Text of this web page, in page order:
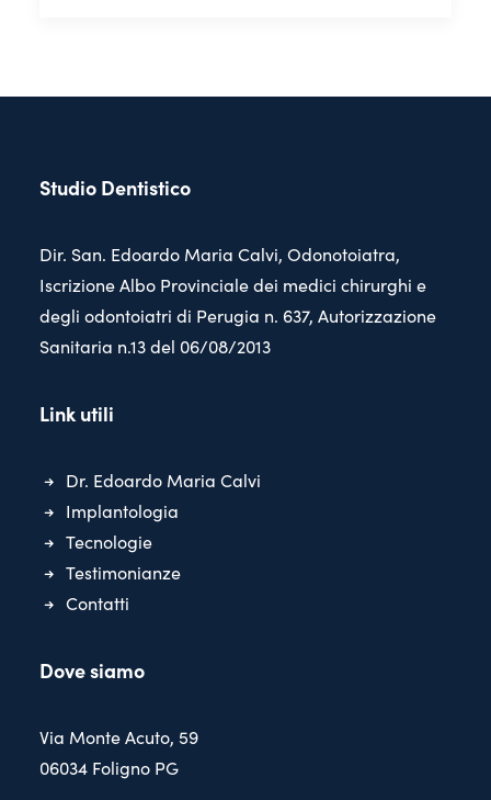
Studio Dentistico
Dir. San. Edoardo Maria Calvi, Odonotoiatra,
Iscrizione Albo Provinciale dei medici chirurghi e
degli odontoiatri di Perugia n. 637, Autorizzazione
Sanitaria n.13 del 06/08/2013
Link utili
Dr. Edoardo Maria Calvi
Implantologia
Tecnologie
Testimonianze
Contatti
Dove siamo
Via Monte Acuto, 59
06034 Foligno PG